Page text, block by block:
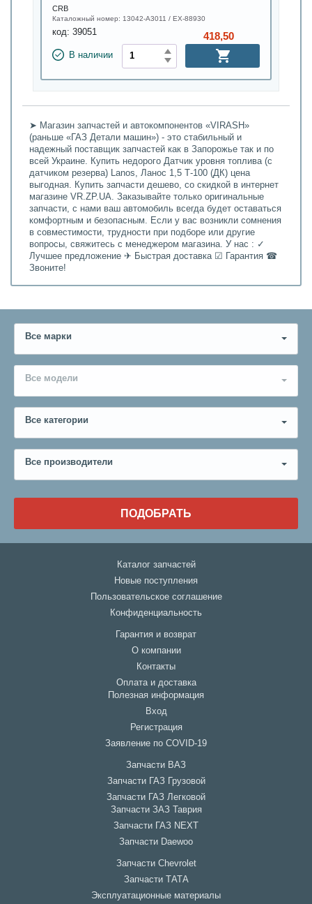
CRB
Каталожный номер: 13042-А3011 / ЕХ-88930
код: 39051
В наличии
418,50
➤ Магазин запчастей и автокомпонентов «VIRASH»
(раньше «ГАЗ Детали машин») - это стабильный и
надежный поставщик запчастей как в Запорожье так и по
всей Украине. Купить недорого Датчик уровня топлива (с
датчиком резерва) Lanos, Ланос 1,5 Т-100 (ДК) цена
выгодная. Купить запчасти дешево, со скидкой в интернет
магазине VR.ZP.UA. Заказывайте только оригинальные
запчасти, с нами ваш автомобиль всегда будет оставаться
комфортным и безопасным. Если у вас возникли сомнения
в совместимости, трудности при подборе или другие
вопросы, свяжитесь с менеджером магазина. У нас : ✓
Лучшее предложение ✈ Быстрая доставка ☑ Гарантия ☎
Звоните!
Все марки
Все модели
Все категории
Все производители
ПОДОБРАТЬ
Каталог запчастей
Новые поступления
Пользовательское соглашение
Конфиденциальность
Гарантия и возврат
О компании
Контакты
Оплата и доставка
Полезная информация
Вход
Регистрация
Заявление по COVID-19
Запчасти ВАЗ
Запчасти ГАЗ Грузовой
Запчасти ГАЗ Легковой
Запчасти ЗАЗ Таврия
Запчасти ГАЗ NEXT
Запчасти Daewoo
Запчасти Chevrolet
Запчасти ТАТА
Эксплуатационные материалы